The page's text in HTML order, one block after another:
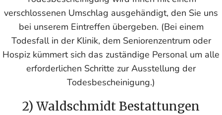
verschlossenen Umschlag ausgehändigt, den Sie uns
bei unserem Eintreffen übergeben. (Bei einem
Todesfall in der Klinik, dem Seniorenzentrum oder
Hospiz kümmert sich das zuständige Personal um alle
erforderlichen Schritte zur Ausstellung der
Todesbescheinigung.)
2) Waldschmidt Bestattungen